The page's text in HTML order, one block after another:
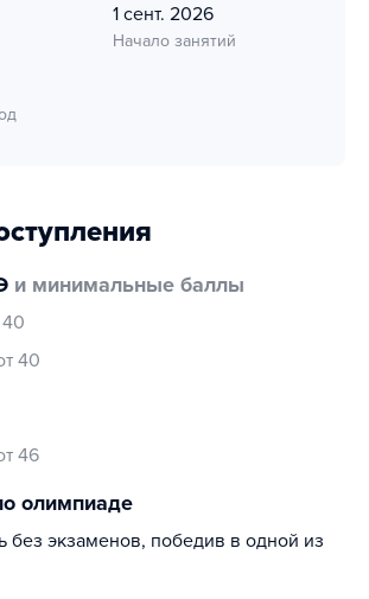
1 сент. 2026
Начало занятий
и минимальные баллы
40
40
46
олимпиаде
без экзаменов, победив в одной из